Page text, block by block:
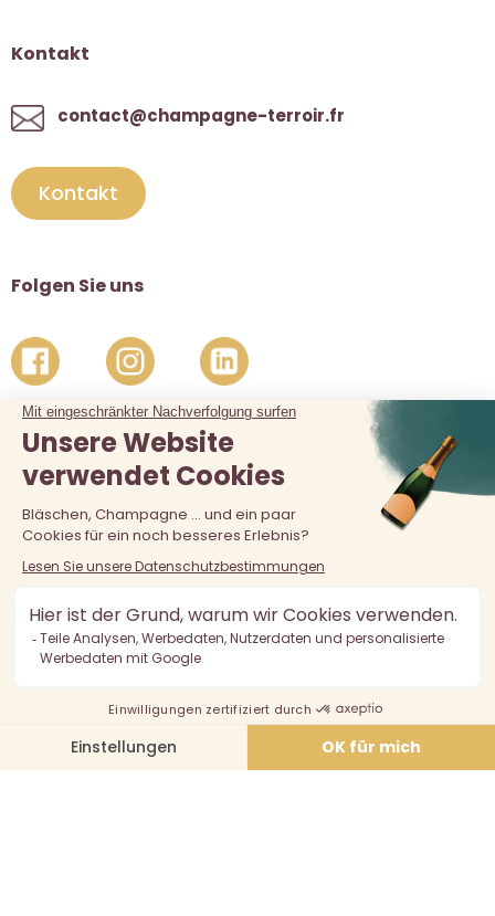
Kontakt
contact@champagne-terroir.fr
Kontakt
Folgen Sie uns
Der Verkauf von Alkohol an unter 18-Jährige ist verboten.
Alkoholmissbrauch ist gefährlich für die Gesundheit, in